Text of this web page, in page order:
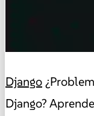
Django
Django?